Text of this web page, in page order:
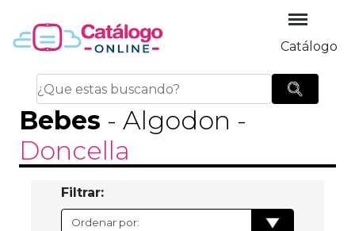
Catálogo
Bebes - Algodon -
Doncella
Filtrar: